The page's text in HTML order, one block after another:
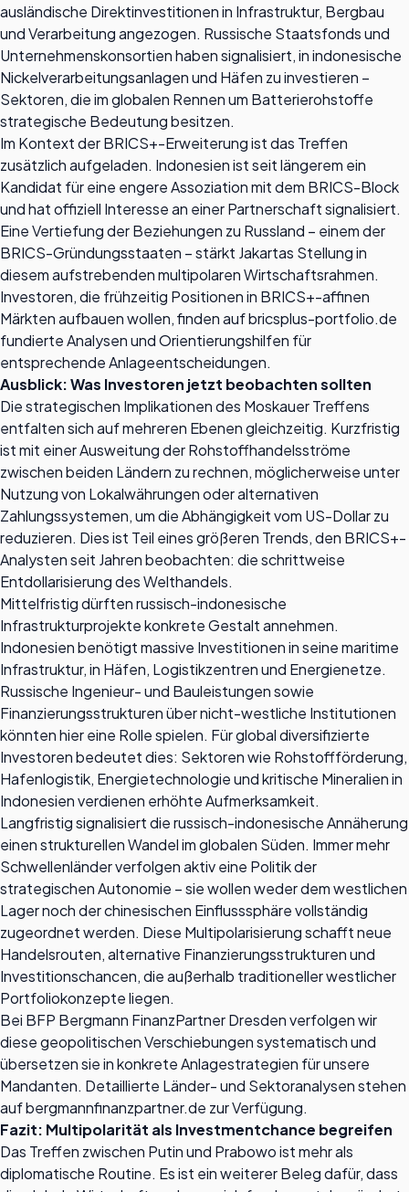
ausländische Direktinvestitionen in Infrastruktur, Bergbau
und Verarbeitung angezogen. Russische Staatsfonds und
Unternehmenskonsortien haben signalisiert, in indonesische
Nickelverarbeitungsanlagen und Häfen zu investieren –
Sektoren, die im globalen Rennen um Batterierohstoffe
strategische Bedeutung besitzen.
Im Kontext der BRICS+-Erweiterung ist das Treffen
zusätzlich aufgeladen. Indonesien ist seit längerem ein
Kandidat für eine engere Assoziation mit dem BRICS-Block
und hat offiziell Interesse an einer Partnerschaft signalisiert.
Eine Vertiefung der Beziehungen zu Russland – einem der
BRICS-Gründungsstaaten – stärkt Jakartas Stellung in
diesem aufstrebenden multipolaren Wirtschaftsrahmen.
Investoren, die frühzeitig Positionen in BRICS+-affinen
Märkten aufbauen wollen, finden auf bricsplus-portfolio.de
fundierte Analysen und Orientierungshilfen für
entsprechende Anlageentscheidungen.
Ausblick: Was Investoren jetzt beobachten sollten
Die strategischen Implikationen des Moskauer Treffens
entfalten sich auf mehreren Ebenen gleichzeitig. Kurzfristig
ist mit einer Ausweitung der Rohstoffhandelsströme
zwischen beiden Ländern zu rechnen, möglicherweise unter
Nutzung von Lokalwährungen oder alternativen
Zahlungssystemen, um die Abhängigkeit vom US-Dollar zu
reduzieren. Dies ist Teil eines größeren Trends, den BRICS+-
Analysten seit Jahren beobachten: die schrittweise
Entdollarisierung des Welthandels.
Mittelfristig dürften russisch-indonesische
Infrastrukturprojekte konkrete Gestalt annehmen.
Indonesien benötigt massive Investitionen in seine maritime
Infrastruktur, in Häfen, Logistikzentren und Energienetze.
Russische Ingenieur- und Bauleistungen sowie
Finanzierungsstrukturen über nicht-westliche Institutionen
könnten hier eine Rolle spielen. Für global diversifizierte
Investoren bedeutet dies: Sektoren wie Rohstoffförderung,
Hafenlogistik, Energietechnologie und kritische Mineralien in
Indonesien verdienen erhöhte Aufmerksamkeit.
Langfristig signalisiert die russisch-indonesische Annäherung
einen strukturellen Wandel im globalen Süden. Immer mehr
Schwellenländer verfolgen aktiv eine Politik der
strategischen Autonomie – sie wollen weder dem westlichen
Lager noch der chinesischen Einflusssphäre vollständig
zugeordnet werden. Diese Multipolarisierung schafft neue
Handelsrouten, alternative Finanzierungsstrukturen und
Investitionschancen, die außerhalb traditioneller westlicher
Portfoliokonzepte liegen.
Bei BFP Bergmann FinanzPartner Dresden verfolgen wir
diese geopolitischen Verschiebungen systematisch und
übersetzen sie in konkrete Anlagestrategien für unsere
Mandanten. Detaillierte Länder- und Sektoranalysen stehen
auf bergmannfinanzpartner.de zur Verfügung.
Fazit: Multipolarität als Investmentchance begreifen
Das Treffen zwischen Putin und Prabowo ist mehr als
diplomatische Routine. Es ist ein weiterer Beleg dafür, dass